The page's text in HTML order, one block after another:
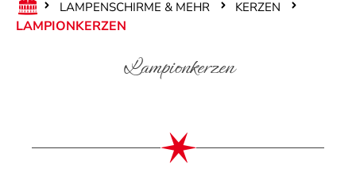
LAMPENSCHIRME & MEHR KERZEN
LAMPIONKERZEN
Lampionkerzen